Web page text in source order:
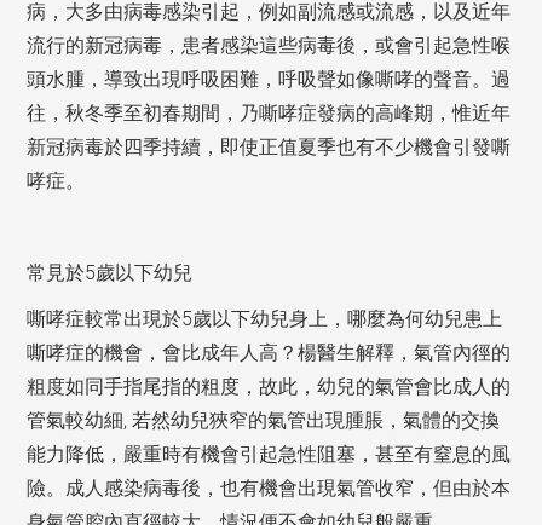
病，大多由病毒感染引起，例如副流感或流感，以及近年
流行的新冠病毒，患者感染這些病毒後，或會引起急性喉
頭水腫，導致出現呼吸困難，呼吸聲如像嘶哮的聲音。過
往，秋冬季至初春期間，乃嘶哮症發病的高峰期，惟近年
新冠病毒於四季持續，即使正值夏季也有不少機會引發嘶
哮症。
常見於5歲以下幼兒
嘶哮症較常出現於5歲以下幼兒身上，哪麼為何幼兒患上
嘶哮症的機會，會比成年人高？楊醫生解釋，氣管內徑的
粗度如同手指尾指的粗度，故此，幼兒的氣管會比成人的
管氣較幼細,若然幼兒狹窄的氣管出現腫脹，氣體的交換
能力降低，嚴重時有機會引起急性阻塞，甚至有窒息的風
險。成人感染病毒後，也有機會出現氣管收窄，但由於本